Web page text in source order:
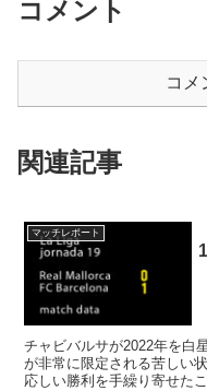
コメント
コメ
関連記事
マッチレポート
チャビバルサが2022年を白
が非常に限定される苦しい
応しい勝利を手繰り寄せた